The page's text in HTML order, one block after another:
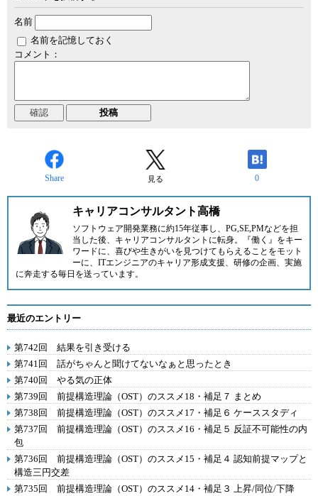
名前
名前を記憶しておく
コメント：
Share 見る 0
キャリアコンサルタント高橋
ソフトウェア開発業務に約15年従事し、PG,SE,PMなどを担
当した後、キャリアコンサルタントに転身。『働く』をキー
ワードに、喜びや生きがいを見つけてもらえることをモット
ーに、ITエンジニアのキャリア形成支援、研修の企画、実施
に奔走する毎日を送っています。
最近のエントリー
第742回 結果を引き受ける
第741回 話がちゃんと聞けてないなぁと思ったとき
第740回 やる気の正体
第739回 前提構造理論（OST）のススメ18・補足７ まとめ
第738回 前提構造理論（OST）のススメ17・補足６ ケーススタディ
第737回 前提構造理論（OST）のススメ16・補足５ 反証不可能性の内
包
第736回 前提構造理論（OST）のススメ15・補足４ 認知前提マップと
構造三円交差
第735回 前提構造理論（OST）のススメ14・補足３ 上昇/同位/下降